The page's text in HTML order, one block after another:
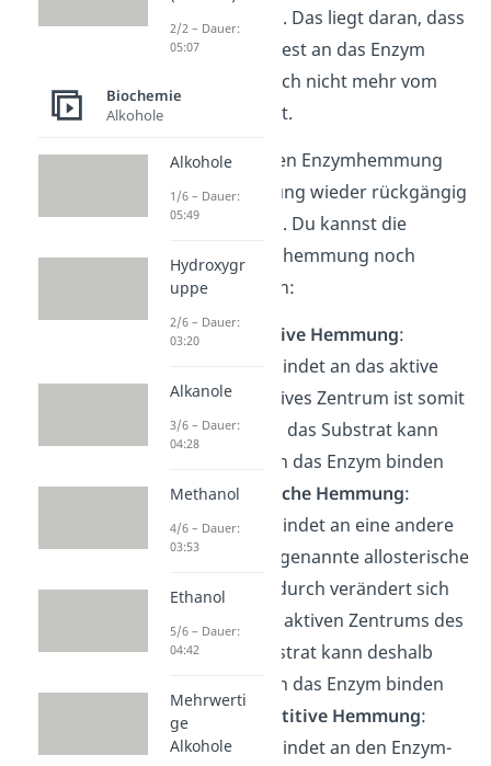
gemacht werden. Das liegt daran, dass
der Inhibitor so fest an das Enzym
bindet, dass er sich nicht mehr vom
Enzym lösen lässt.
Bei der reversiblen Enzymhemmung
kann die Hemmung wieder rückgängig
gemacht werden. Du kannst die
reversible Enzymhemmung noch
weiter einteilen in:
diekompetitive Hemmung:
Hemmstoff bindet an das aktive
Zentrum; aktives Zentrum ist somit
blockiert und das Substrat kann
nicht mehr an das Enzym binden
dieallosterische Hemmung:
Hemmstoff bindet an eine andere
Stelle, das sogenannte allosterische
Zentrum. Dadurch verändert sich
die Form des aktiven Zentrums des
Enzyms; Substrat kann deshalb
nicht mehr an das Enzym binden
die
unkompetitive Hemmung:
Hemmstoff bindet an den Enzym-
2/2 – Dauer:
05:07
Biochemie
Alkohole
Alkohole
1/6 – Dauer:
05:49
Hydroxygr
uppe
2/6 – Dauer:
03:20
Alkanole
3/6 – Dauer:
04:28
Methanol
4/6 – Dauer:
03:53
Ethanol
5/6 – Dauer:
04:42
Mehrwerti
ge
Alkohole